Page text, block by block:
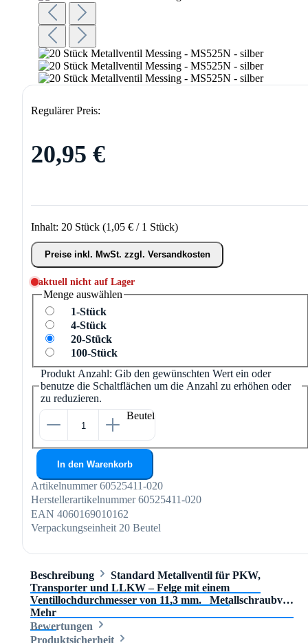
Regulärer Preis:
20,95 €
Inhalt: 20 Stück (1,05 € / 1 Stück)
Preise inkl. MwSt. zzgl. Versandkosten
aktuell nicht auf Lager
Menge auswählen
1-Stück
4-Stück
20-Stück
100-Stück
Produkt Anzahl: Gib den gewünschten Wert ein oder
benutze die Schaltflächen um die Anzahl zu erhöhen oder
zu reduzieren.
Beutel
In den Warenkorb
Artikelnummer 60525411-020
Herstellerartikelnummer 60525411-020
EAN 4060169010162
Verpackungseinheit 20 Beutel
Beschreibung
Standard Metallventil für PKW,
Transporter und LLKW – Felge mit einem
Ventillochdurchmesser von 11,3 mm. Metallschraubv…
Mehr
Bewertungen
Produktsicherheit